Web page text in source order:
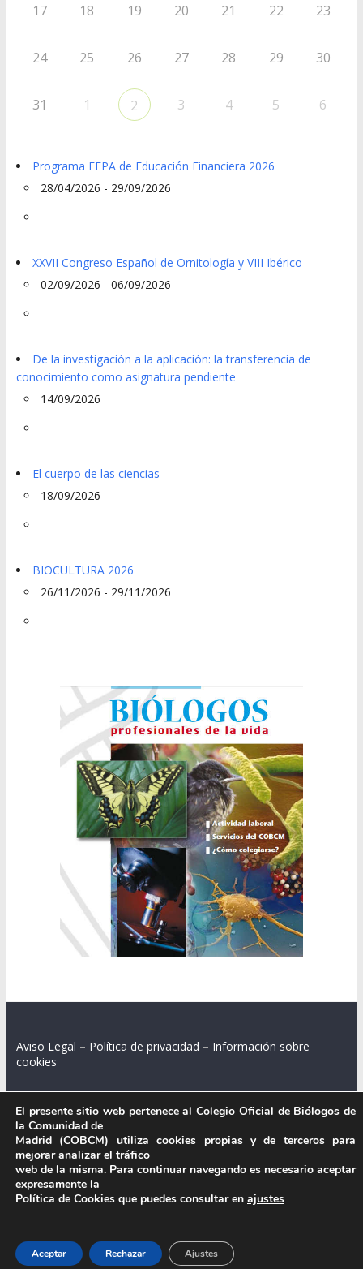
17 18 19 20 21 22 23
24 25 26 27 28 29 30
31 1 2 3 4 5 6
Programa EFPA de Educación Financiera 2026
28/04/2026 - 29/09/2026
XXVII Congreso Español de Ornitología y VIII Ibérico
02/09/2026 - 06/09/2026
De la investigación a la aplicación: la transferencia de
conocimiento como asignatura pendiente
14/09/2026
El cuerpo de las ciencias
18/09/2026
BIOCULTURA 2026
26/11/2026 - 29/11/2026
Aviso Legal – Política de privacidad – Información sobre
cookies
Colegio Oficial de Biólogos de la Comunidad de Madrid.
C/ Santa Engracia 108, 2º int.izq. 28003 Madrid.
El presente sitio web pertenece al Colegio Oficial de Biólogos de
la Comunidad de
Madrid (COBCM) utiliza cookies propias y de terceros para
mejorar analizar el tráfico
web de la misma. Para continuar navegando es necesario aceptar
expresamente la
Política de Cookies que puedes consultar en ajustes
Aceptar Rechazar Ajustes